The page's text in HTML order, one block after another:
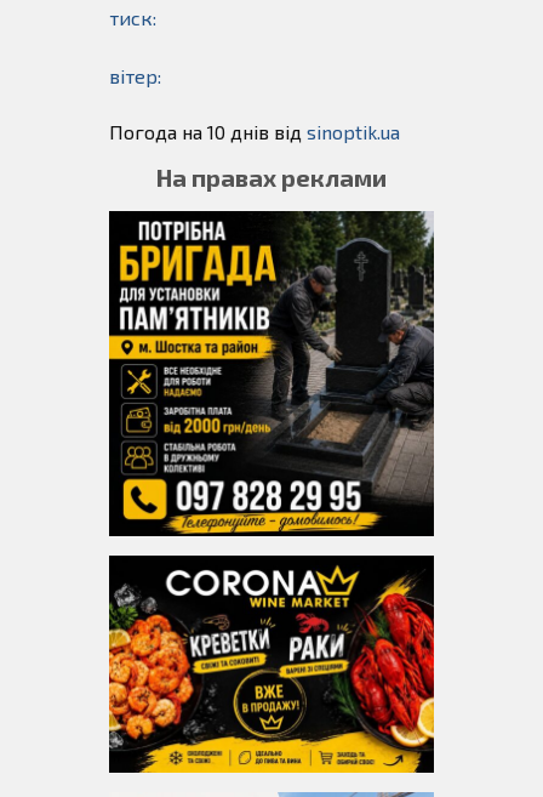
тиск:
вітер:
Погода на 10 днів від sinoptik.ua
На правах реклами